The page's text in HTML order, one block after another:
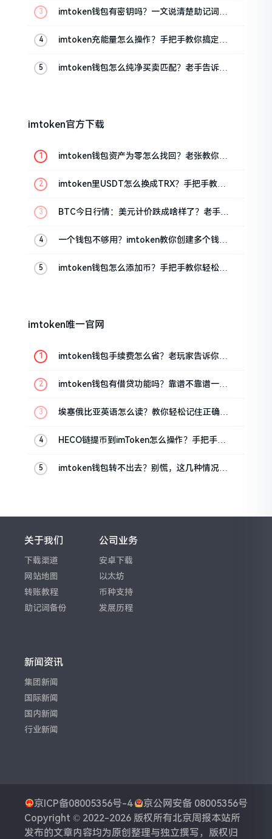
imtoken钱包有密钥吗？一文说清楚助记词和
imtoken充能量怎么操作？手把手教你搞定
imtoken钱包怎么纯净买卖匹配？老手告诉你
imtoken官方下载
imtoken钱包资产为零怎么找回？老张教你几
imtoken里USDT怎么换成TRX？手把手教你
BTC今日行情：美元计价跌成啥样了？老手教
一个钱包不够用？imtoken教你创建多个钱包
imtoken钱包怎么添加币？手把手教你轻松搞
imtoken唯一官网
imtoken钱包手续费怎么省？老玩家告诉你几
imtoken钱包有借贷功能吗？靠谱不靠谱一文
埃塞俄比亚英语怎么读？教你轻松记住正确发
HECO链提币到imToken怎么操作？手把手教
imtoken钱包转不出去？别慌，这几种情况都
关于我们
下载渠道
网站地图
转账教程
助记词备份
公司业务
安卓下载
以太坊
币种支持
发展历程
新闻资讯
集团新闻
国际新闻
国内新闻
行业新闻
京ICP备08005356号-4
京公网安备 08005356号
Copyright © 2022-2026 版权所有北京周报本站所
发布的文章内容均为原创整理与独立撰写，版权归